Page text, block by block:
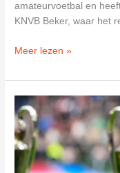
amateurvoetbal en
KNVB Beker, waar het
HHC
alles
over
wedstrijden,
stand
en
prestaties
Meer lezen »